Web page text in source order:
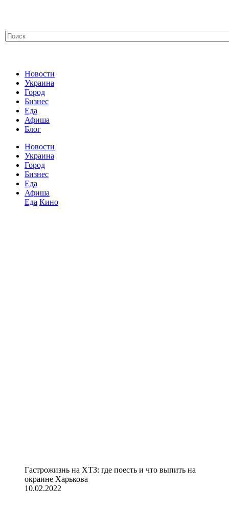
Новости
Украина
Город
Бизнес
Еда
Афиша
Блог
Новости
Украина
Город
Бизнес
Еда
Афиша
Еда Кино
Гастрожизнь на ХТЗ: где поесть и что выпить на
окраине Харькова
10.02.2022